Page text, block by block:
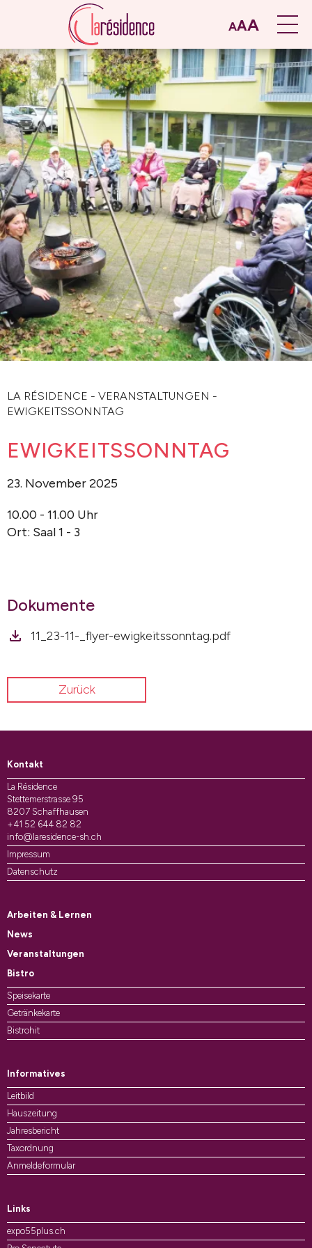
AAA
LA RÉSIDENCE - VERANSTALTUNGEN -
EWIGKEITSSONNTAG
EWIGKEITSSONNTAG
23. November 2025
10.00 - 11.00 Uhr
Ort: Saal 1 - 3
Dokumente
11_23-11-_flyer-ewigkeitssonntag.pdf
Zurück
Kontakt
La Résidence
Stettemerstrasse 95
8207 Schaffhausen
+41 52 644 82 82
info@laresidence-sh.ch
Impressum
Datenschutz
Arbeiten & Lernen
News
Veranstaltungen
Bistro
Speisekarte
Getränkekarte
Bistrohit
Informatives
Leitbild
Hauszeitung
Jahresbericht
Taxordnung
Anmeldeformular
Links
expo55plus.ch